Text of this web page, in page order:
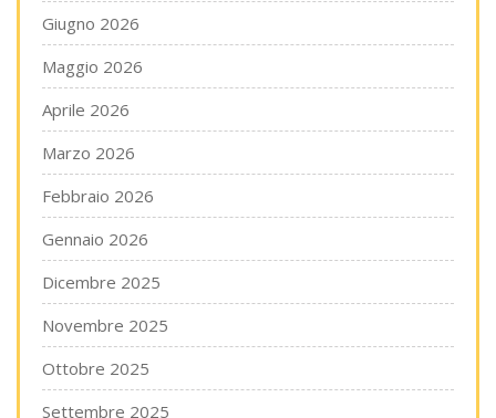
Giugno 2026
Maggio 2026
Aprile 2026
Marzo 2026
Febbraio 2026
Gennaio 2026
Dicembre 2025
Novembre 2025
Ottobre 2025
Settembre 2025